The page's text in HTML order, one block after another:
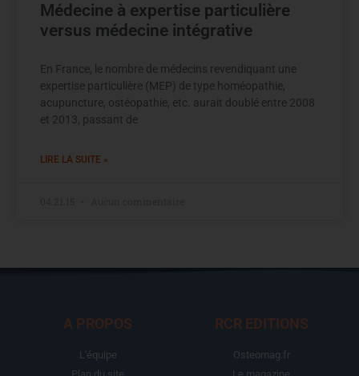
Médecine à expertise particulière
versus médecine intégrative
En France, le nombre de médecins revendiquant une
expertise particulière (MEP) de type homéopathie,
acupuncture, ostéopathie, etc. aurait doublé entre 2008
et 2013, passant de
LIRE LA SUITE »
A PROPOS
L'équipe
RCR EDITIONS
Osteomag.fr